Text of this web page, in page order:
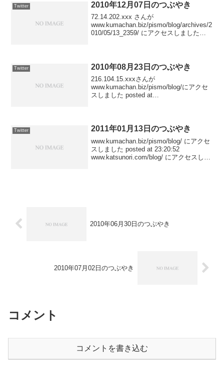
Twitter 2010年12月07日のつぶやき
72.14.202.xxx さんが
www.kumachan.biz/pismo/blog/archives/2
010/05/13_2359/ にアクセスしました
Twitter 2010年08月23日のつぶやき
216.104.15.xxxさんが
www.kumachan.biz/pismo/blog/にアクセ
スしました posted at
Twitter 2011年01月13日のつぶやき
www.kumachan.biz/pismo/blog/ にアクセ
スしました posted at 23:20:52
www.katsunori.com/blog/ にアクセスしま
2010年06月30日のつぶやき
2010年07月02日のつぶやき
コメント
コメントを書き込む